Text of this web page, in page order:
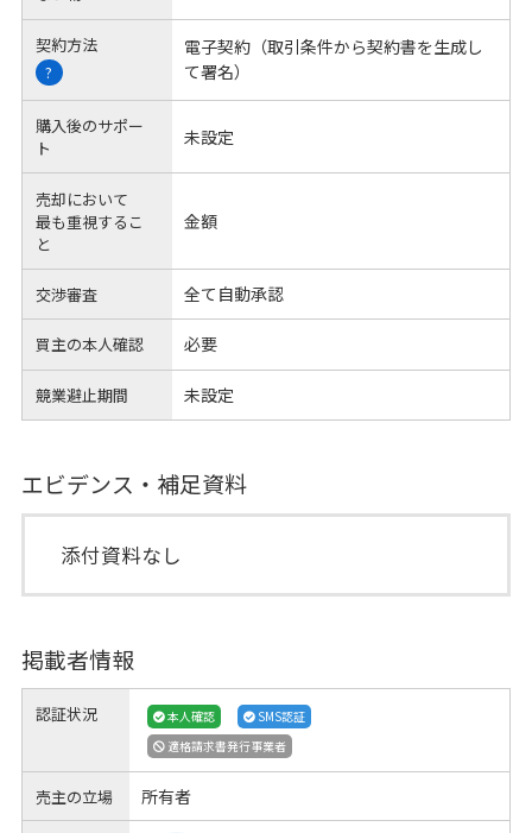
契約方法
?
電子契約（取引条件から契約書を生成し
て署名）
購入後のサポー
ト
未設定
売却において
最も重視するこ
と
金額
交渉審査 全て自動承認
買主の本人確認 必要
競業避止期間 未設定
エビデンス・補足資料
添付資料なし
掲載者情報
認証状況 本人確認
SMS認証
適格請求書発行事業者
売主の立場 所有者